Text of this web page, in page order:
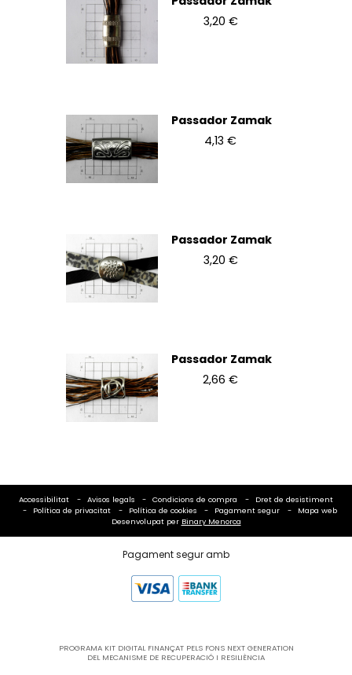
3,20 €
Passador Zamak
4,13 €
Passador Zamak
3,20 €
Passador Zamak
2,66 €
Accessibilitat Avisos legals Condicions de compra
Dret de desistiment
Política de privacitat
Política de cookies Pagament segur
Mapa web
Desenvolupat per Binary Menorca
Pagament segur amb
PROGRAMA KIT DIGITAL FINANÇAT PELS FONS NEXT GENERATION
DEL MECANISME DE RECUPERACIÓ I RESILIÈNCIA